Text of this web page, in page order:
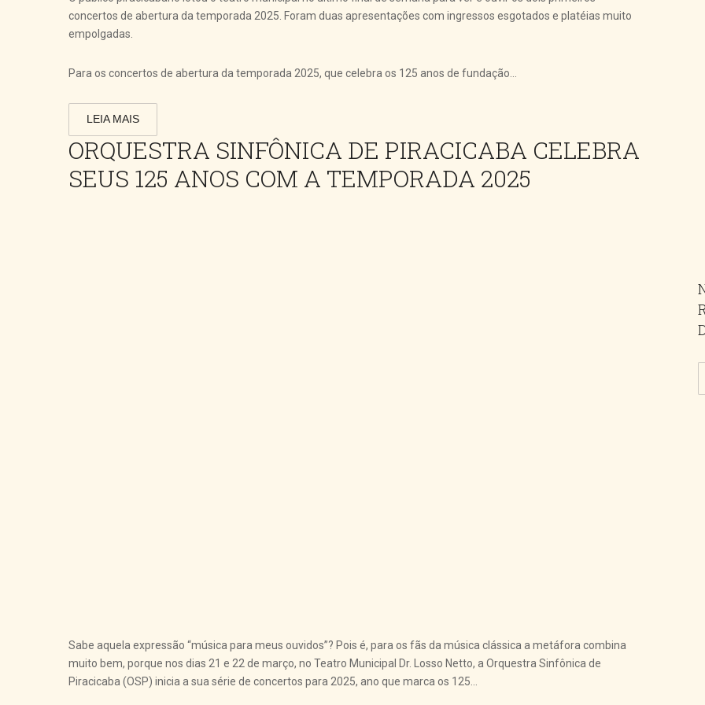
concertos de abertura da temporada 2025. Foram duas apresentações com ingressos esgotados e platéias muito
empolgadas.
Para os concertos de abertura da temporada 2025, que celebra os 125 anos de fundação...
LEIA MAIS
ORQUESTRA SINFÔNICA DE PIRACICABA CELEBRA
SEUS 125 ANOS COM A TEMPORADA 2025
Sabe aquela expressão “música para meus ouvidos”? Pois é, para os fãs da música clássica a metáfora combina
muito bem, porque nos dias 21 e 22 de março, no Teatro Municipal Dr. Losso Netto, a Orquestra Sinfônica de
Piracicaba (OSP) inicia a sua série de concertos para 2025, ano que marca os 125...